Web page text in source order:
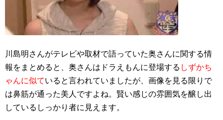
川島明さんがテレビや取材で語っていた奥さんに関する情
報をまとめると、奥さんはドラえもんに登場する しずかち
ゃんに似ていると言われていましたが、画像を見る限りで
は鼻筋が通った美人ですよね。 賢い感じの雰囲気を醸し出
しているしっかり者に見えます。